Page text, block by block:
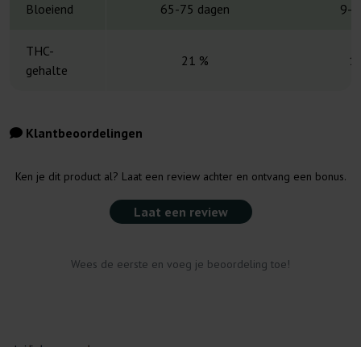
Bloeiend 65-75 dagen 9-
THC-
gehalte
21 %
Klantbeoordelingen
Ken je dit product al? Laat een review achter en ontvang een bonus.
Laat een review
Wees de eerste en voeg je beoordeling toe!